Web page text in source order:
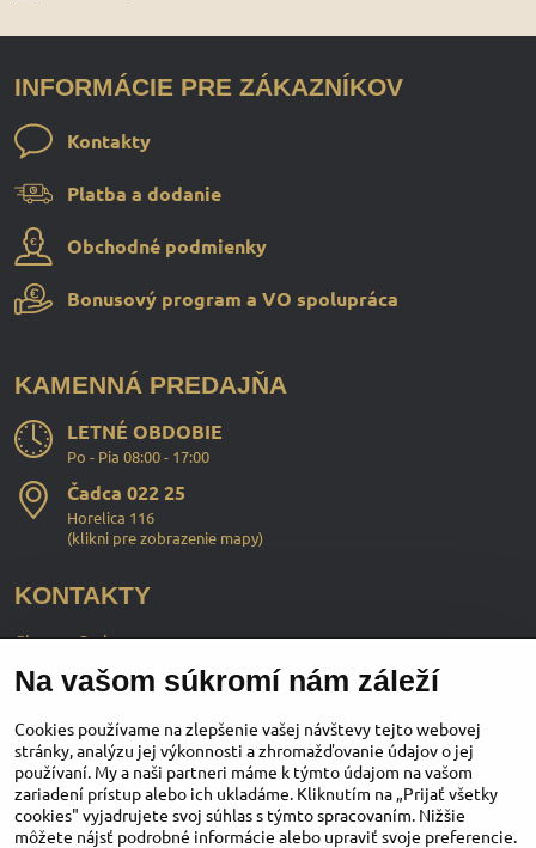
INFORMÁCIE PRE ZÁKAZNÍKOV
Kontakty
Platba a dodanie
Obchodné podmienky
Bonusový program a VO spolupráca
KAMENNÁ PREDAJŇA
LETNÉ OBDOBIE
Po - Pia 08:00 - 17:00
Čadca 022 25
Horelica 116
(klikni pre zobrazenie mapy)
KONTAKTY
ChopperStyle s.r.o.
Ing. Martin Murčo
+421 911 364 555
obchod​@chopperstyle​.sk
Na vašom súkromí nám záleží
Cookies používame na zlepšenie vašej návštevy tejto webovej
stránky, analýzu jej výkonnosti a zhromažďovanie údajov o jej
používaní. My a naši partneri máme k týmto údajom na vašom
zariadení prístup alebo ich ukladáme. Kliknutím na „Prijať všetky
cookies" vyjadrujete svoj súhlas s týmto spracovaním. Nižšie
môžete nájsť podrobné informácie alebo upraviť svoje preferencie.